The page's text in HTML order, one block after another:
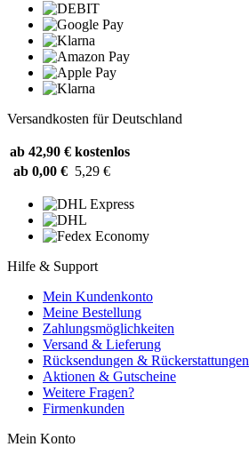
Versandkosten für Deutschland
ab 42,90 € kostenlos
ab 0,00 € 5,29 €
Hilfe & Support
Mein Kundenkonto
Meine Bestellung
Zahlungsmöglichkeiten
Versand & Lieferung
Rücksendungen & Rückerstattungen
Aktionen & Gutscheine
Weitere Fragen?
Firmenkunden
Mein Konto